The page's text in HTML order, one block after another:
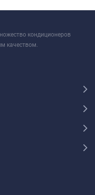
кондиционеров
качеством.